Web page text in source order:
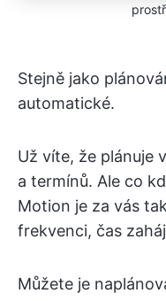
Stejně jako
automatické.
Už víte, že plánuje
a termínů. Ale co
Motion je za vás
frekvenci, čas
Můžete je